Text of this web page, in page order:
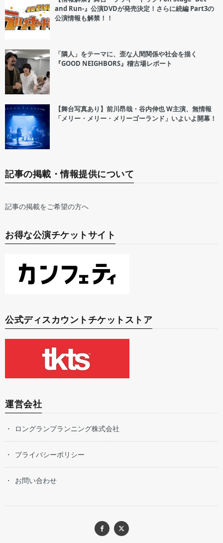
and Run-』公演DVDが発売決定！さらに続編 Part3の
公演情報も解禁！！
「隣人」をテーマに、歪な人間関係や社会を描く
『GOOD NEIGHBORS』稽古場レポート
【舞台写真あり】前川昂哉・谷内伸也 W主演、無情報
「メリー・メリー・メリーゴーランド」いよいよ開幕！
記事の掲載・情報提供について
記事の掲載をご希望の方へ
お得な公演チケットサイト
公式ディスカウントチケットストア
運営会社
ロングランプランニング株式会社
プライバシーポリシー
お問い合わせ